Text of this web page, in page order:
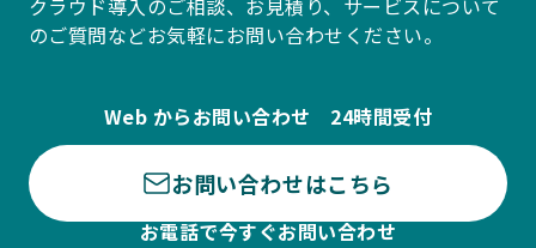
クラウド導入のご相談、お見積り、サービスについて
のご質問などお気軽にお問い合わせください。
Web からお問い合わせ 24時間受付
お問い合わせはこちら
お電話で今すぐお問い合わせ